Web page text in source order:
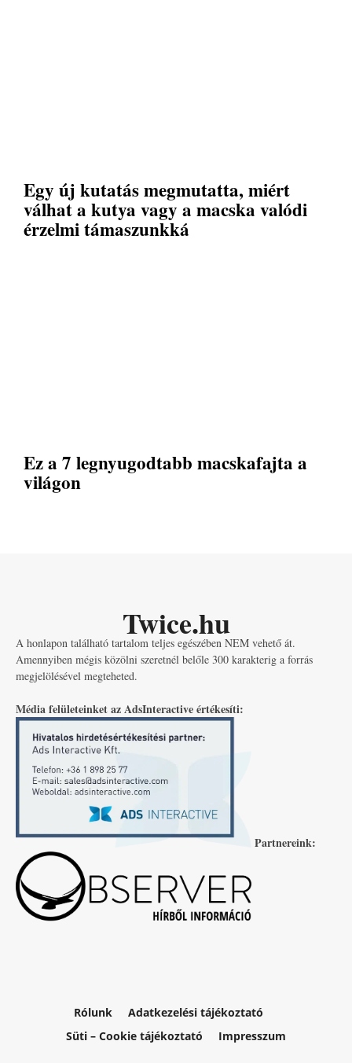
Egy új kutatás megmutatta, miért
válhat a kutya vagy a macska valódi
érzelmi támaszunkká
Ez a 7 legnyugodtabb macskafajta a
világon
Twice.hu
A honlapon található tartalom teljes egészében NEM vehető át.
Amennyiben mégis közölni szeretnél belőle 300 karakterig a forrás
megjelölésével megteheted.
Média felületeinket az AdsInteractive értékesíti:
Partnereink:
Rólunk
Adatkezelési tájékoztató
Süti – Cookie tájékoztató
Impresszum